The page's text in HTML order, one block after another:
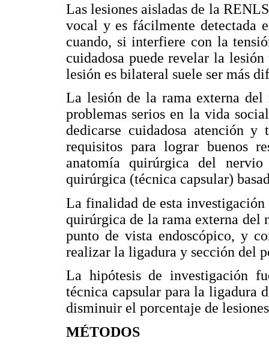
Las lesiones aisladas de la
vocal y es fácilmente detectada
cuando, si interfiere con la
cuidadosa puede revelar la
lesión es bilateral suele ser más
La lesión de la rama externa
problemas serios en la vida
dedicarse cuidadosa atención
requisitos para lograr buenos
anatomía quirúrgica del
quirúrgica (técnica capsular)
La finalidad de esta
quirúrgica de la rama externa del
punto de vista endoscópico, y
realizar la ligadura y sección del
La hipótesis de investigación
técnica capsular para la ligadura
disminuir el porcentaje de
MÉTODOS